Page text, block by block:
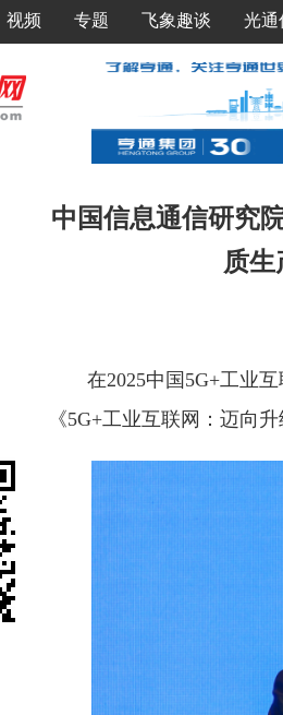
视频 专题 飞象趣谈 光通
中国信息通信研究
质
在2025中国5G+工业
《5G+工业互联网：迈向